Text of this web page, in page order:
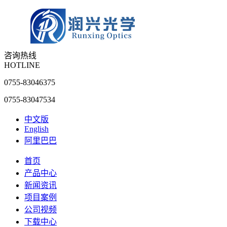
咨询热线
HOTLINE
0755-83046375
0755-83047534
中文版
English
阿里巴巴
首页
产品中心
新闻资讯
项目案例
公司视频
下载中心